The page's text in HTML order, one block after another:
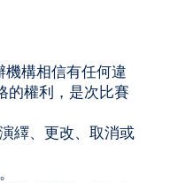
構相信有任何違
的權利，是次比賽
繹、更改、取消或